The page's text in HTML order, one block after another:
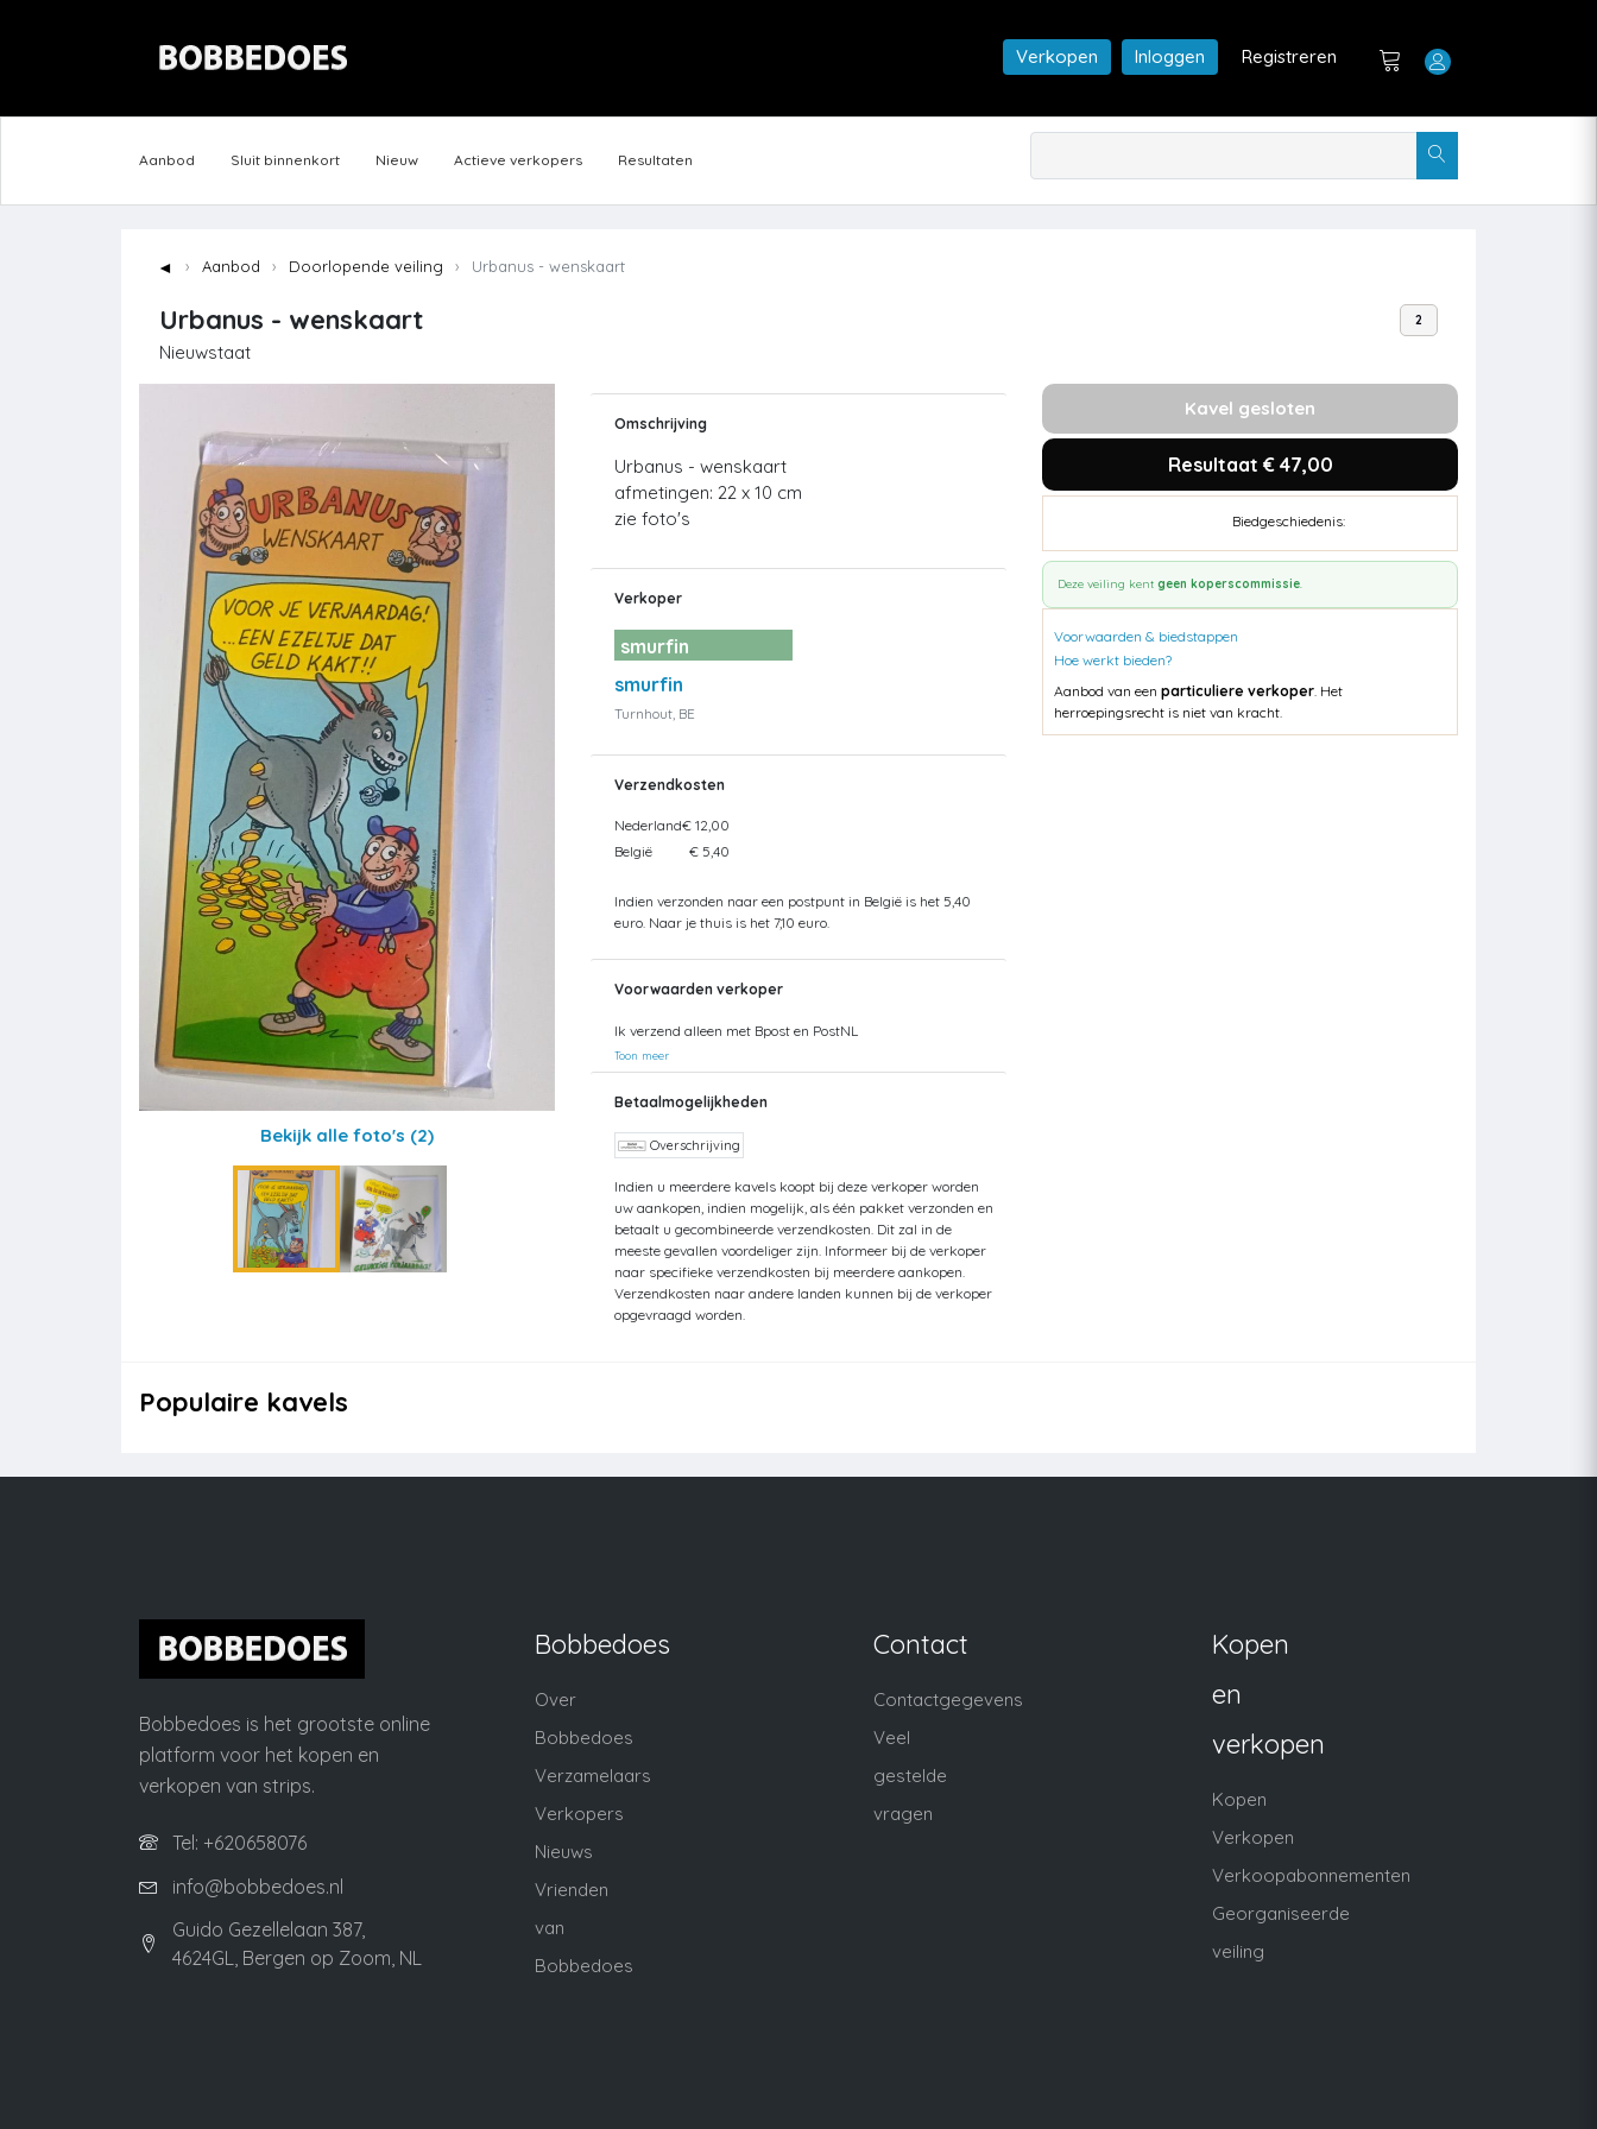
Verkopen Inloggen Registreren
Aanbod Sluit binnenkort Nieuw Actieve verkopers Resultaten
◄ Aanbod Doorlopende veiling Urbanus - wenskaart
Urbanus - wenskaart
Nieuwstaat
2
Bekijk alle foto's (2)
Omschrijving
Urbanus - wenskaart
afmetingen: 22 x 10 cm
zie foto's
Verkoper
smurfin
smurfin
Turnhout, BE
Verzendkosten
Nederland€ 12,00
België
€ 5,40
Indien verzonden naar een postpunt in België is het 5,40
euro. Naar je thuis is het 7,10 euro.
Voorwaarden verkoper
Ik verzend alleen met Bpost en PostNL
Toon meer
Betaalmogelijkheden
Overschrijving
Indien u meerdere kavels koopt bij deze verkoper worden
uw aankopen, indien mogelijk, als één pakket verzonden en
betaalt u gecombineerde verzendkosten. Dit zal in de
meeste gevallen voordeliger zijn. Informeer bij de verkoper
naar specifieke verzendkosten bij meerdere aankopen.
Verzendkosten naar andere landen kunnen bij de verkoper
opgevraagd worden.
Kavel gesloten
Resultaat € 47,00
Biedgeschiedenis:
Deze veiling kent geen koperscommissie.
Voorwaarden & biedstappen
Hoe werkt bieden?
Aanbod van een particuliere verkoper. Het
herroepingsrecht is niet van kracht.
Populaire kavels
Bobbedoes is het grootste online
platform voor het kopen en
verkopen van strips.
Tel: +620658076
info@bobbedoes.nl
Guido Gezellelaan 387,
4624GL, Bergen op Zoom, NL
Bobbedoes
Over
Bobbedoes
Verzamelaars
Verkopers
Nieuws
Vrienden
van
Bobbedoes
Contact
Contactgegevens
Veel
gestelde
vragen
Kopen
en
verkopen
Kopen
Verkopen
Verkoopabonnementen
Georganiseerde
veiling